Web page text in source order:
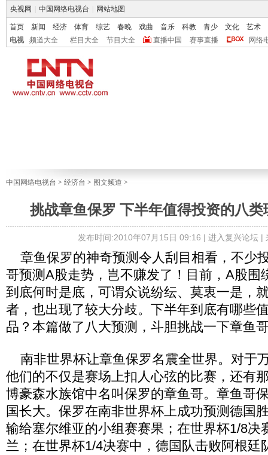
央视网 中国网络电视台 网站地图
首页 新闻 经济 体育 综艺 春晚 戏曲 音乐 科教 青少 文化
艺术
电视
频道大全 栏目大全 节目大全 直播中国 赛事直播 网络
中国网络电视台 > 经济台 > 图文频道 >
挑战章鱼保罗 下半年值得投资的八
发布时间:2010年07月15日 09:16 | 进入复兴论坛|
章鱼保罗的神奇预测令人刮目相看，不少
哥预测A股走势，岂不赚发了！目前，A股围
到底何时是底，可谓众说纷纭、莫衷一是，
者，也出现了较大分歧。下半年到底有哪些
品？本篇做了八大预测，斗胆挑战一下章
南非世界杯让章鱼保罗名震全世界。对于
他们的不仅是赛场上扣人心弦的比赛，还有
博豪森水族馆中名叫保罗的章鱼哥。章鱼哥
国长大。保罗在南非世界杯上成功预测德国
输给塞尔维亚的小组赛赛果；在世界杯1/8决
兰；在世界杯1/4决赛中，德国队击败阿根廷